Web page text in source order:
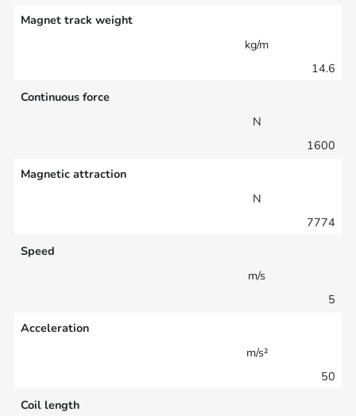
Magnet track weight
kg/m
14.6
Continuous force
N
1600
Magnetic attraction
N
7774
Speed
m/s
5
Acceleration
m/s²
50
Coil length